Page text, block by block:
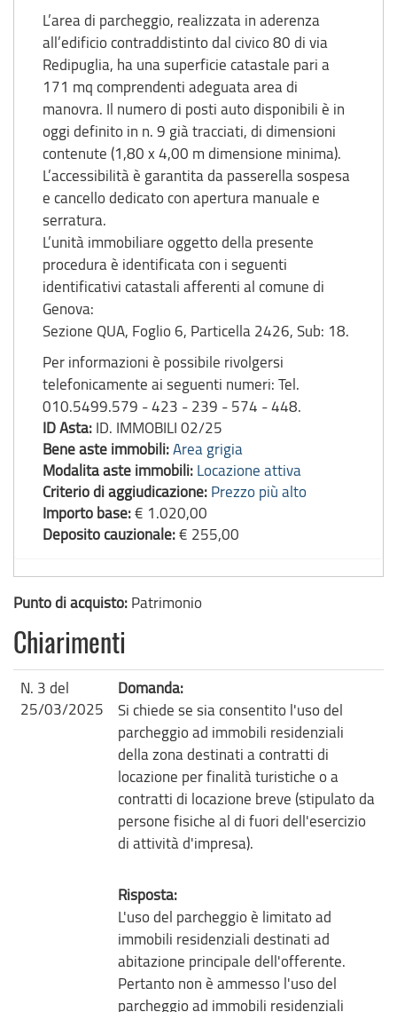
L’area di parcheggio, realizzata in aderenza
all’edificio contraddistinto dal civico 80 di via
Redipuglia, ha una superficie catastale pari a
171 mq comprendenti adeguata area di
manovra. Il numero di posti auto disponibili è in
oggi definito in n. 9 già tracciati, di dimensioni
contenute (1,80 x 4,00 m dimensione minima).
L’accessibilità è garantita da passerella sospesa
e cancello dedicato con apertura manuale e
serratura.
L’unità immobiliare oggetto della presente
procedura è identificata con i seguenti
identificativi catastali afferenti al comune di
Genova:
Sezione QUA, Foglio 6, Particella 2426, Sub: 18.
Per informazioni è possibile rivolgersi
telefonicamente ai seguenti numeri: Tel.
010.5499.579 - 423 - 239 - 574 - 448.
ID Asta: ID. IMMOBILI 02/25
Bene aste immobili:Area grigia
Modalita aste immobili: Locazione attiva
Criterio di aggiudicazione: Prezzo più alto
Importo base:€ 1.020,00
Deposito cauzionale:€ 255,00
Punto di acquisto: Patrimonio
Chiarimenti
N. 3 del
25/03/2025
Domanda:
Si chiede se sia consentito l'uso del
parcheggio ad immobili residenziali
della zona destinati a contratti di
locazione per finalità turistiche o a
contratti di locazione breve (stipulato da
persone fisiche al di fuori dell'esercizio
di attività d'impresa).
Risposta:
L'uso del parcheggio è limitato ad
immobili residenziali destinati ad
abitazione principale dell'offerente.
Pertanto non è ammesso l'uso del
parcheggio ad immobili residenziali